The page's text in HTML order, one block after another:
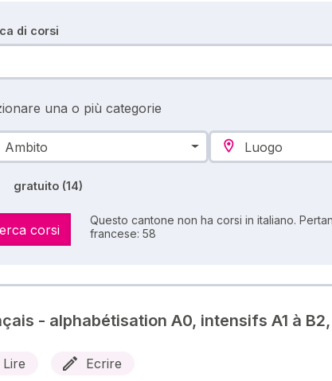
di corsi
una o più categorie
Ambito Luogo
gratuito (14)
corsi
Questo cantone non ha corsi in italiano.
francese: 58
- alphabétisation A0, intensifs A1 à B2,
Lire Ecrire